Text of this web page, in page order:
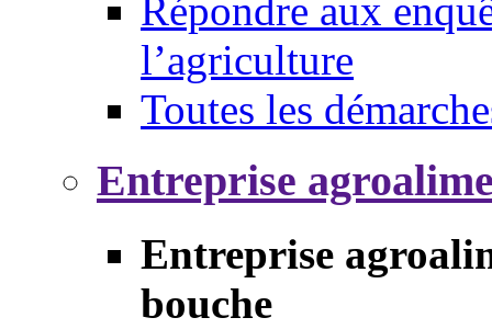
Répondre aux
l’agriculture
Toutes les
Entreprise
Entreprise
bouche